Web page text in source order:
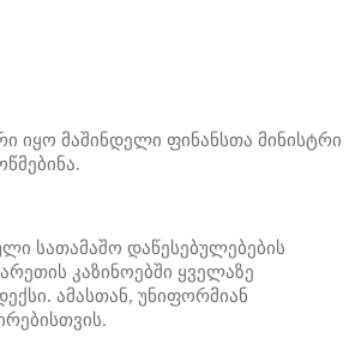
იყო მაშინდელი ფინანსთა მინისტრი
სათამაშო დაწესებულებების
კაზინოებში ყველაზე
ამასთან, უნიფორმიან